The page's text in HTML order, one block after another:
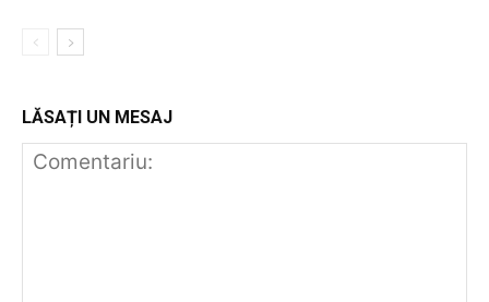
LĂSAȚI UN MESAJ